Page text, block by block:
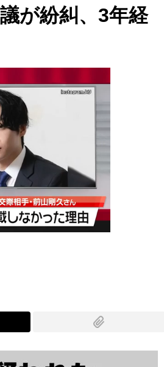
が紛糾、3年経